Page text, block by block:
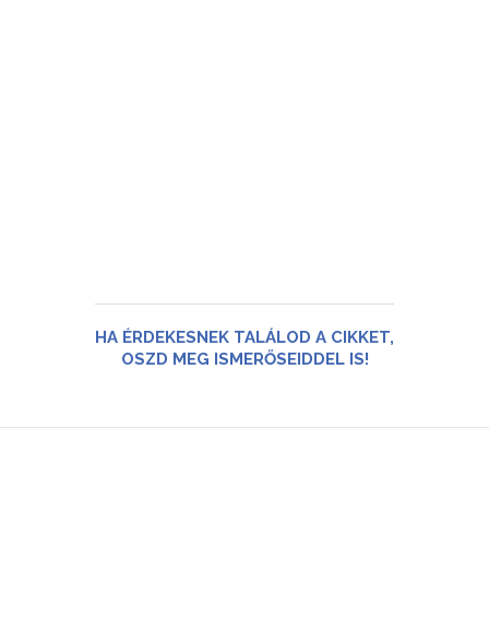
HA ÉRDEKESNEK TALÁLOD A CIKKET,
OSZD MEG ISMERŐSEIDDEL IS!